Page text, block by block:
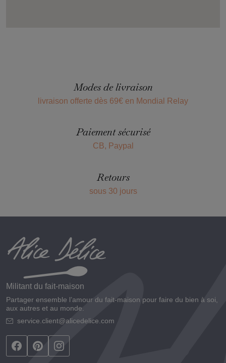
Modes de livraison
livraison offerte dès 69€ en Mondial Relay
Paiement sécurisé
CB, Paypal
Retours
sous 30 jours
Militant du fait-maison
Partager ensemble l’amour du fait-maison pour faire du bien à soi,
aux autres et au monde.
service.client@alicedelice.com